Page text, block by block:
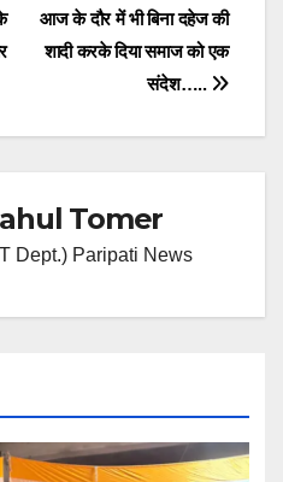
आज के दौर में भी बिना दहेज की
शादी करके दिया समाज को एक
संदेश…..
Tomer
Dept.) Paripati News